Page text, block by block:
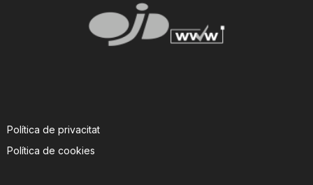
g
Política de privacitat
Política de cookies